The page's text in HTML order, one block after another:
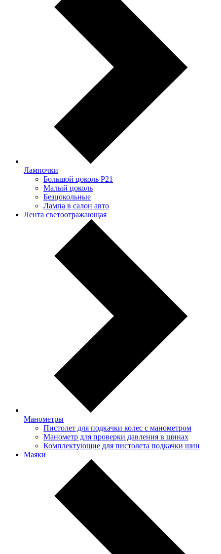
Лампочки
Большой цоколь P21
Малый цоколь
Безцокольные
Лампа в салон авто
Лента светоотражающая
Манометры
Пистолет для подкачки колес с манометром
Манометр для проверки давления в шинах
Комплектующие для пистолета подкачки шин
Маяки